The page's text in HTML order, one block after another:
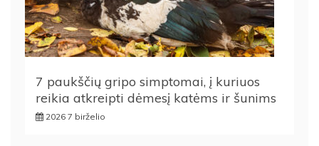
7 paukščių gripo simptomai, į kuriuos
reikia atkreipti dėmesį katėms ir šunims
2026 7 birželio